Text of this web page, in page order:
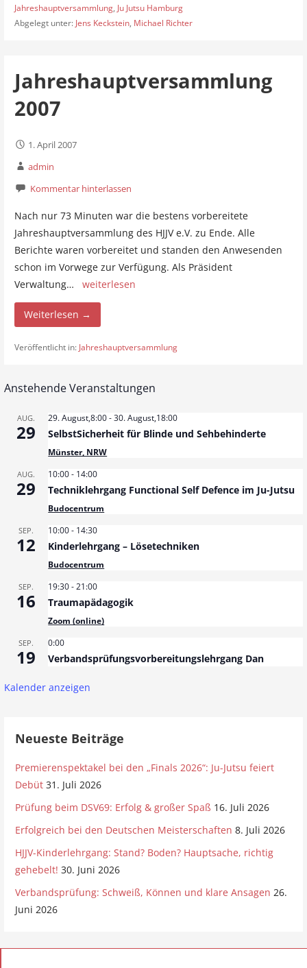
Jahreshauptversammlung, Ju Jutsu Hamburg
Abgelegt unter: Jens Keckstein, Michael Richter
Jahreshauptversammlung
2007
1. April 2007
admin
Kommentar hinterlassen
Nach nur 73 Minuten war die bestens vorbereitete
Jahreshauptversammlung des HJJV e.V. zu Ende. Alle
Berichte waren vorbereitet und standen den Anwesenden
schon im Vorwege zur Verfügung. Als Präsident
Verwaltung… weiterlesen
Weiterlesen →
Veröffentlicht in: Jahreshauptversammlung
Anstehende Veranstaltungen
AUG.
29
29. August,8:00-30. August,18:00
SelbstSicherheit für Blinde und Sehbehinderte
Münster, NRW
AUG.
29
10:00- 14:00
Techniklehrgang Functional Self Defence im Ju-Jutsu
Budocentrum
SEP.
12
10:00- 14:30
Kinderlehrgang – Lösetechniken
Budocentrum
SEP.
16
19:30-21:00
Traumapädagogik
Zoom (online)
SEP.
19
0:00
Verbandsprüfungsvorbereitungslehrgang Dan
Kalender anzeigen
Neueste Beiträge
Premierenspektakel bei den „Finals 2026“: Ju-Jutsu feiert
Debüt 31. Juli 2026
Prüfung beim DSV69: Erfolg & großer Spaß 16. Juli 2026
Erfolgreich bei den Deutschen Meisterschaften 8. Juli 2026
HJJV-Kinderlehrgang: Stand? Boden? Hauptsache, richtig
gehebelt! 30. Juni 2026
Verbandsprüfung: Schweiß, Können und klare Ansagen 26.
Juni 2026